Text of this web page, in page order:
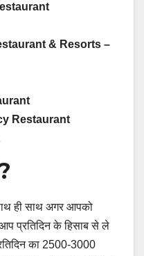
& Resorts –
Restaurant
ही साथ अगर आपको
प्रतिदिन के हिसाब से ले
का 2500-3000